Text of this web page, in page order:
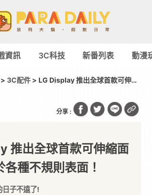
資訊 3C科技 新番列表 動漫
3C配件> LG Display 推出全球首款可伸縮
分享 :
推出全球首款可伸縮面
各種不規則表面！
日子不遠了!